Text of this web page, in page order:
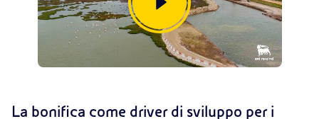
La bonifica come driver di sviluppo per i